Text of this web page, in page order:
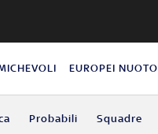
EUROPEI NUOTO
Probabili Squadre